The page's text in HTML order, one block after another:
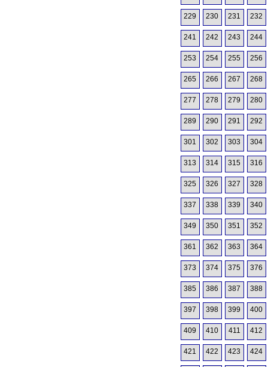
229 230 231 232
241 242 243 244
253 254 255 256
265 266 267 268
277 278 279 280
289 290 291 292
301 302 303 304
313 314 315 316
325 326 327 328
337 338 339 340
349 350 351 352
361 362 363 364
373 374 375 376
385 386 387 388
397 398 399 400
409 410 411 412
421 422 423 424